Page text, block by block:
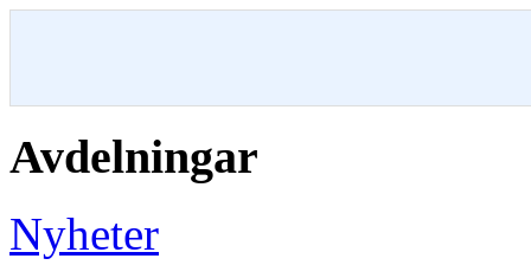
Avdelningar
Nyheter